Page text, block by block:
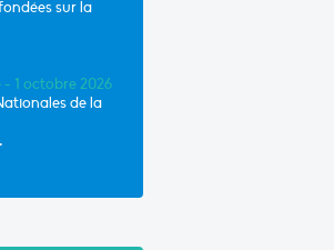
sur la
1 octobre 2026
de la
•